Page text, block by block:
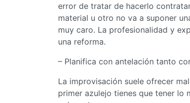
error de tratar de hacerlo
material u otro no va a suponer
muy caro. La profesionalidad y
una reforma.
– Planifica con antelación tanto
La improvisación suele ofrecer
primer azulejo tienes que tener lo